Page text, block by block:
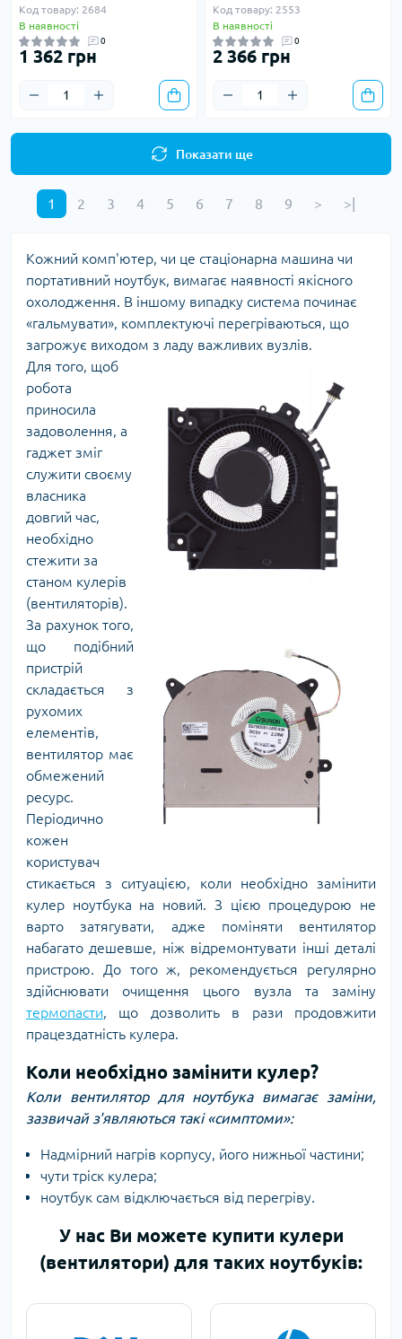
Код товару: 2684
В наявності
0
1 362 грн
Код товару: 2553
В наявності
0
2 366 грн
Показати ще
1 2 3 4 5 6 7 8 9 > >|
Кожний комп'ютер, чи це стаціонарна машина чи
портативний ноутбук, вимагає наявності якісного
охолодження. В іншому випадку система починає
«гальмувати», комплектуючі перегріваються, що
загрожує виходом з ладу важливих вузлів.
Для того, щоб
робота
приносила
задоволення, а
гаджет зміг
служити своєму
власника
довгий час,
необхідно
стежити за
станом кулерів
(вентиляторів).
За рахунок того,
що подібний
пристрій
складається з
рухомих
елементів,
вентилятор має
обмежений
ресурс.
Періодично
кожен
користувач
стикається з ситуацією, коли необхідно замінити
кулер ноутбука на новий. З цією процедурою не
варто затягувати, адже поміняти вентилятор
набагато дешевше, ніж відремонтувати інші деталі
пристрою. До того ж, рекомендується регулярно
здійснювати очищення цього вузла та заміну
термопасти, що дозволить в рази продовжити
працездатність кулера.
Коли необхідно замінити кулер?
Коли вентилятор для ноутбука вимагає заміни,
зазвичай з'являються такі «симптоми»:
Надмірний нагрів корпусу, його нижньої частини;
чути тріск кулера;
ноутбук сам відключається від перегріву.
У нас Ви можете купити кулери
(вентилятори) для таких ноутбуків: